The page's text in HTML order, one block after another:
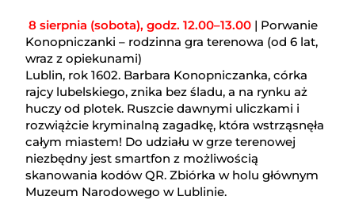
8 sierpnia (sobota), godz. 12.00–13.00 | Porwanie
Konopniczanki – rodzinna gra terenowa (od 6 lat,
wraz z opiekunami)
Lublin, rok 1602. Barbara Konopniczanka, córka
rajcy lubelskiego, znika bez śladu, a na rynku aż
huczy od plotek. Ruszcie dawnymi uliczkami i
rozwiążcie kryminalną zagadkę, która wstrząsnęła
całym miastem! Do udziału w grze terenowej
niezbędny jest smartfon z możliwością
skanowania kodów QR. Zbiórka w holu głównym
Muzeum Narodowego w Lublinie.